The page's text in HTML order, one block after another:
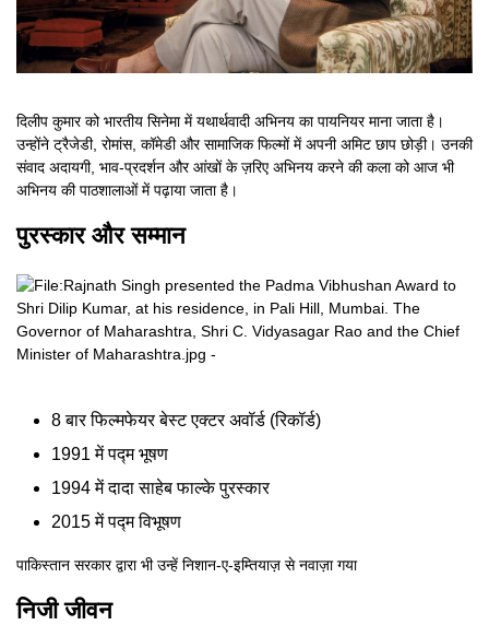
दिलीप कुमार को भारतीय सिनेमा में यथार्थवादी अभिनय का पायनियर माना जाता है।
उन्होंने ट्रैजेडी, रोमांस, कॉमेडी और सामाजिक फिल्मों में अपनी अमिट छाप छोड़ी। उनकी
संवाद अदायगी, भाव-प्रदर्शन और आंखों के ज़रिए अभिनय करने की कला को आज भी
अभिनय की पाठशालाओं में पढ़ाया जाता है।
पुरस्कार और सम्मान
8 बार फिल्मफेयर बेस्ट एक्टर अवॉर्ड (रिकॉर्ड)
1991 में पद्म भूषण
1994 में दादा साहेब फाल्के पुरस्कार
2015 में पद्म विभूषण
पाकिस्तान सरकार द्वारा भी उन्हें निशान-ए-इम्तियाज़ से नवाज़ा गया
निजी जीवन